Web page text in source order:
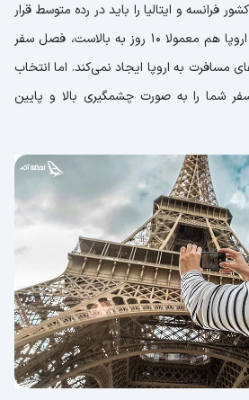
فرانسه و ایتالیا را باید در رده متوسط قرار
دارد. تعداد روزهای سفر به اروپا هم معمولا 10 روز به بالاست، فصل سفر
مسافرت به اروپا ایجاد نمی‌کند. اما انتخاب
شما را به صورت چشمگیری بالا و پایین